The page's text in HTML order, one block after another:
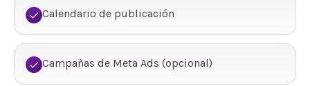
Calendario de publicación
Campañas de Meta Ads (opcional)